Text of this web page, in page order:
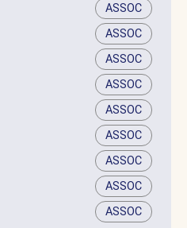
ASSOC
ASSOC
ASSOC
ASSOC
ASSOC
ASSOC
ASSOC
ASSOC
ASSOC